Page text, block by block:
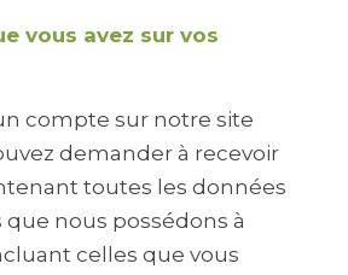
vous avez sur vos
compte sur notre site
demander à recevoir
toutes les données
nous possédons à
celles que vous